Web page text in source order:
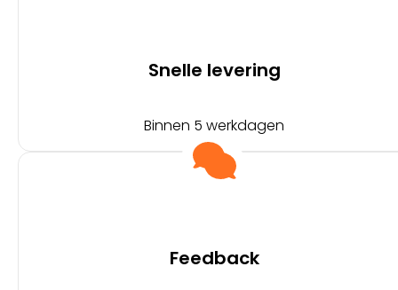
Snelle levering
Binnen 5 werkdagen
Feedback